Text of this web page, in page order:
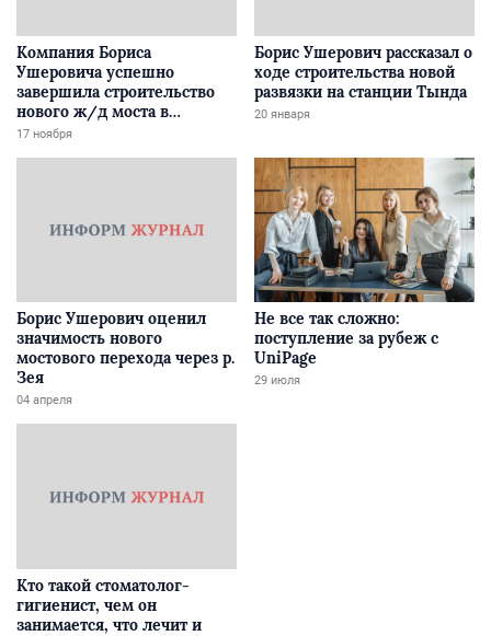
Компания Бориса
Ушеровича успешно
завершила строительство
нового ж/д моста в
Забайкалье
17 ноября
Борис Ушерович рассказал о
ходе строительства новой
развязки на станции Тында
20 января
Борис Ушерович оценил
значимость нового
мостового перехода через р.
Зея
04 апреля
Не все так сложно:
поступление за рубеж с
UniPage
29 июля
Кто такой стоматолог-
гигиенист, чем он
занимается, что лечит и